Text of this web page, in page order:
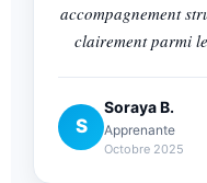
accompagnement
clairement parmi
S
Soraya B.
Apprenante
Octobre 2025